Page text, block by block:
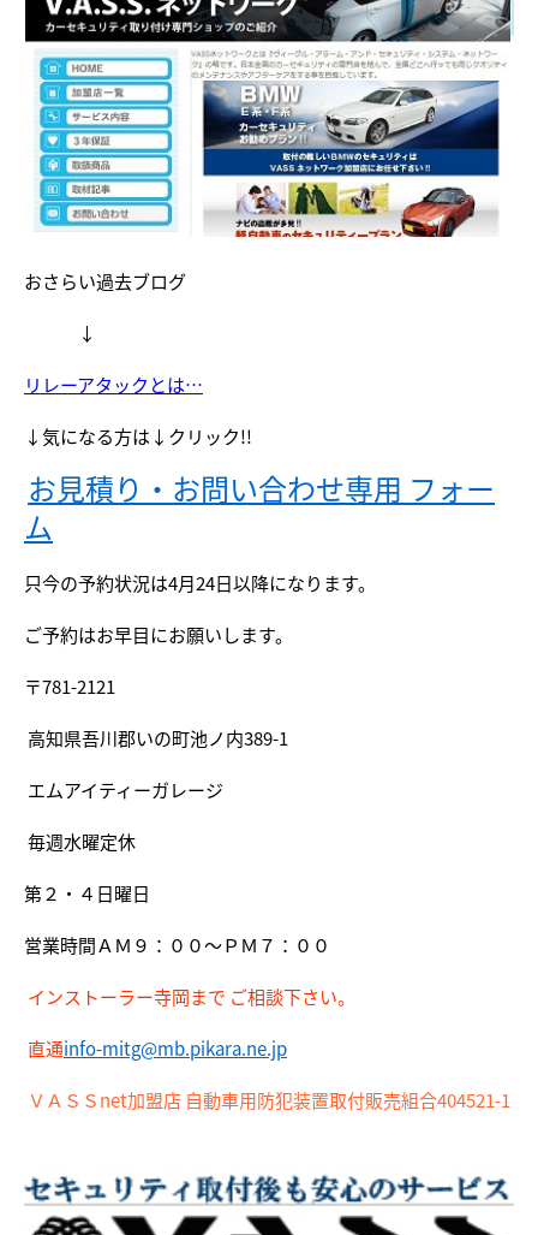
おさらい過去ブログ
↓
リレーアタックとは…
↓気になる方は↓クリック!!
お見積り・お問い合わせ専用 フォー
ム
只今の予約状況は4月24日以降になります。
ご予約はお早目にお願いします。
〒781-2121
高知県吾川郡いの町池ノ内389-1
エムアイティーガレージ
毎週水曜定休
第２・４日曜日
営業時間ＡＭ９：００～ＰＭ７：００
インストーラー寺岡まで ご相談下さい。
直通info-mitg@mb.pikara.ne.jp
ＶＡＳＳnet加盟店 自動車用防犯装置取付販売組合404521-1